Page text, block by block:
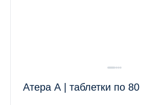
Атера А | таблетки по